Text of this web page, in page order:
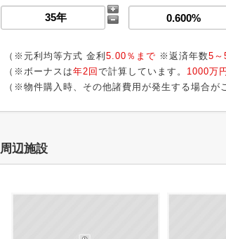
（※元利均等方式 金利 5.00％まで ※返済年数5～
（※ボーナスは年2回 で計算しています。 1000万円
（※物件購入時、その他諸費用が発生する場合が
周辺施設